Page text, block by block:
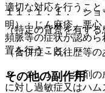
適切な対応を行うこと
（特定の背景を有す
（合併症・既往歴等の
９．１．１． 本剤の
に対し過敏症又はハ
１１．１．１． ショ
明）：じん麻疹、悪心
頻脈等の症状が認め
置を行うこと。
その他の副作用